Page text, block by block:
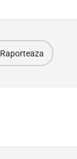
Raporteaza